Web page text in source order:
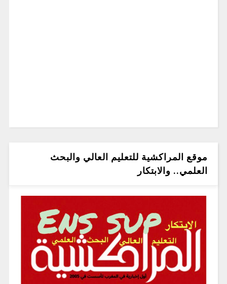
موقع المراكشية للتعليم العالي والبحث
العلمي.. والابتكار